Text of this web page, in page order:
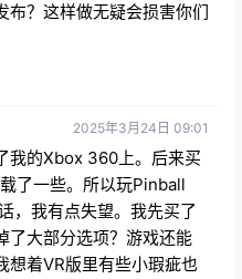
布？这样做无疑会损害你们
2025年3月24日 09:01
我的Xbox 360上。后来买
了一些。所以玩Pinball
，我有点失望。我先买了
了大部分选项？游戏还能
想着VR版里有些小瑕疵也